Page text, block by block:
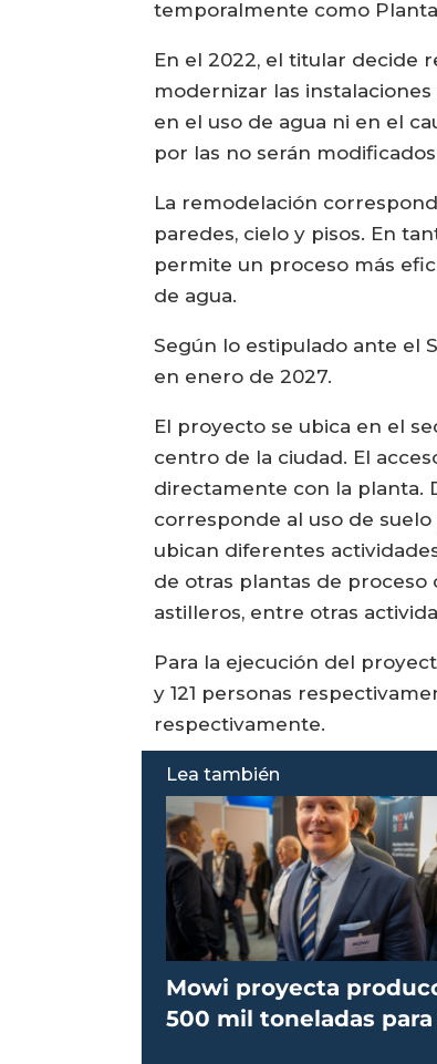
temporalmente como
En el 2022, el titular decide
modernizar las
en el uso de agua ni en el
por las no serán
La remodelación
paredes, cielo y pisos. En
permite un proceso más
de agua.
Según lo estipulado ante el
en enero de 2027.
El proyecto se ubica en el
centro de la ciudad. El
directamente con la planta.
corresponde al uso de
ubican diferentes
de otras plantas de
astilleros, entre otras
Para la ejecución del
y 121 personas
respectivamente.
Lea también
Mowi proyecta
500 mil toneladas